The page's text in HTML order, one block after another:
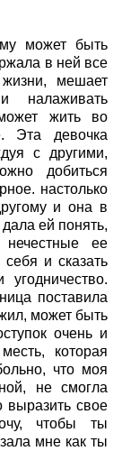
может быть
в ней все
мешает
налаживать
жить во
Эта девочка
с другими,
добиться
настолько
и она в
ей понять,
ее
и сказать
поставила
может быть
очень и
которая
что моя
не смогла
выразить свое
чтобы ты
мне как ты